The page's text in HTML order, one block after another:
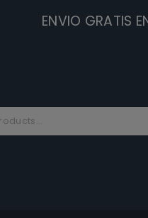
ENVIO GRATIS